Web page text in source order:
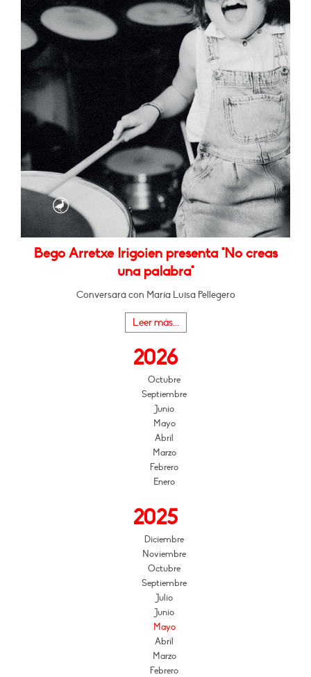
Bego Arretxe Irigoien presenta "No creas
una palabra"
Conversará con María Luisa Pellegero
Leer más...
2026
Octubre
Septiembre
Junio
Mayo
Abril
Marzo
Febrero
Enero
2025
Diciembre
Noviembre
Octubre
Septiembre
Julio
Junio
Mayo
Abril
Marzo
Febrero